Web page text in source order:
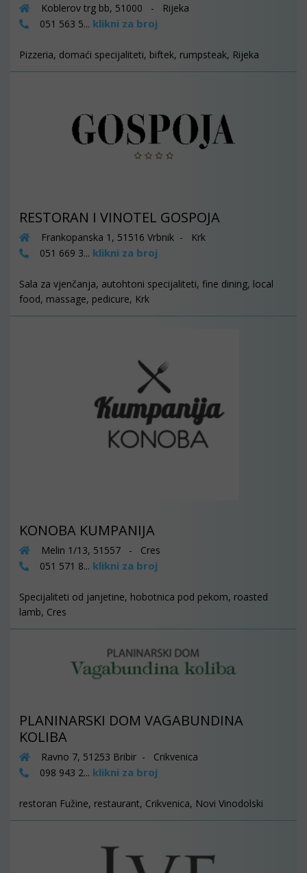
Koblerov trg bb, 51000 - Rijeka
051 563 5... klikni za broj
Pizzeria, domaći specijaliteti, biftek, rumpsteak, Rijeka
RESTORAN I VINOTEL GOSPOJA
Frankopanska 1, 51516 Vrbnik - Krk
051 669 3... klikni za broj
Sala za vjenčanja, autohtoni specijaliteti, fine dining, local
food, massage, pedicure, Krk
KONOBA KUMPANIJA
Melin 1/13, 51557 - Cres
051 571 8... klikni za broj
Specijaliteti od janjetine, hobotnica pod pekom, roasted
lamb, Cres
PLANINARSKI DOM VAGABUNDINA
KOLIBA
Ravno 7, 51253 Bribir - Crikvenica
098 943 2... klikni za broj
restoran Fužine, restaurant, Crikvenica, Novi Vinodolski